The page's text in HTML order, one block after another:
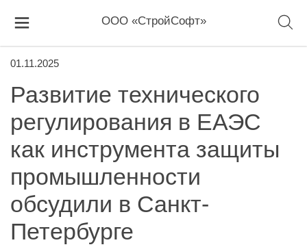
ООО «СтройСофт»
01.11.2025
Развитие технического
регулирования в ЕАЭС
как инструмента защиты
промышленности
обсудили в Санкт-
Петербурге